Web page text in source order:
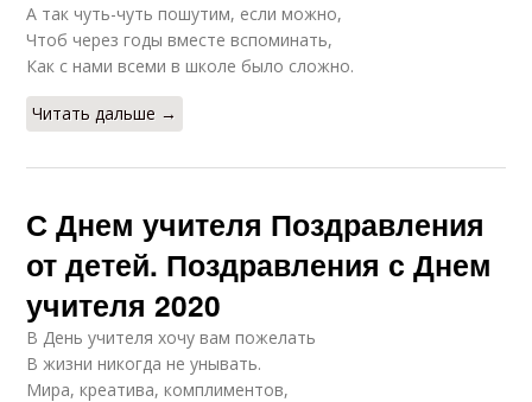
А так чуть-чуть пошутим, если можно,
Чтоб через годы вместе вспоминать,
Как с нами всеми в школе было сложно.
Читать дальше →
С Днем учителя Поздравления
от детей. Поздравления с Днем
учителя 2020
В День учителя хочу вам пожелать
В жизни никогда не унывать.
Мира, креатива, комплиментов,